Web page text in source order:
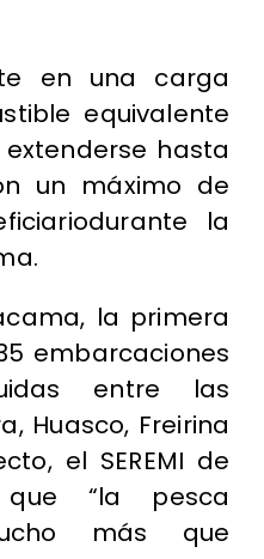
en una carga
equivalente
extenderse hasta
un máximo de
la
la primera
embarcaciones
entre las
Huasco, Freirina
el SEREMI de
que “la pesca
más que